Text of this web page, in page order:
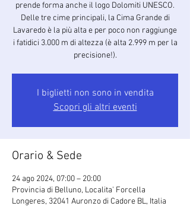
prende forma anche il logo Dolomiti UNESCO.
Delle tre cime principali, la Cima Grande di
Lavaredo è la più alta e per poco non raggiunge
i fatidici 3.000 m di altezza (è alta 2.999 m per la
precisione!).
I biglietti non sono in vendita
Scopri gli altri eventi
Orario & Sede
24 ago 2024, 07:00 – 20:00
Provincia di Belluno, Localita' Forcella
Longeres, 32041 Auronzo di Cadore BL, Italia